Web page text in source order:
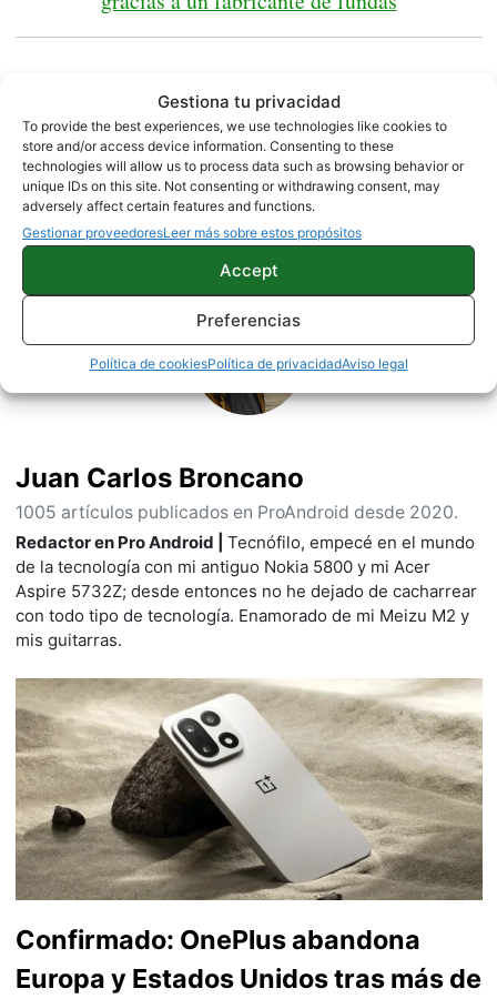
Gestiona tu privacidad
To provide the best experiences, we use technologies like cookies to
store and/or access device information. Consenting to these
technologies will allow us to process data such as browsing behavior or
unique IDs on this site. Not consenting or withdrawing consent, may
adversely affect certain features and functions.
Gestionar proveedoresLeer más sobre estos propósitos
Accept
Preferencias
Política de cookiesPolítica de privacidadAviso legal
NOTICIAS ONEPLUS
Sobre este autor
Juan Carlos Broncano
1005 artículos publicados en ProAndroid desde 2020.
Redactor en Pro Android | Tecnófilo, empecé en el mundo
de la tecnología con mi antiguo Nokia 5800 y mi Acer
Aspire 5732Z; desde entonces no he dejado de cacharrear
con todo tipo de tecnología. Enamorado de mi Meizu M2 y
mis guitarras.
Confirmado: OnePlus abandona
Europa y Estados Unidos tras más de